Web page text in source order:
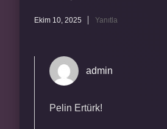
Ekim 10, 2025 Yanıtla
admin
Pelin Ertürk!